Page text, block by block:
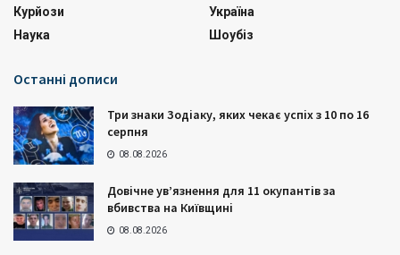
Курйози
Наука
Україна
Шоубіз
Останні дописи
Три знаки Зодіаку, яких чекає успіх з 10 по 16
серпня
08.08.2026
Довічне ув’язнення для 11 окупантів за
вбивства на Київщині
08.08.2026